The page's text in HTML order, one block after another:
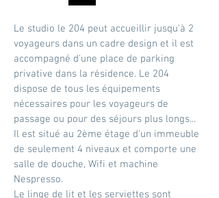
Le studio le 204 peut accueillir jusqu'à 2
voyageurs dans un cadre design et il est
accompagné d'une place de parking
privative dans la résidence. Le 204
dispose de tous les équipements
nécessaires pour les voyageurs de
passage ou pour des séjours plus longs...
Il est situé au 2ème étage d'un immeuble
de seulement 4 niveaux et comporte une
salle de douche, Wifi et machine
Nespresso.
Le linge de lit et les serviettes sont